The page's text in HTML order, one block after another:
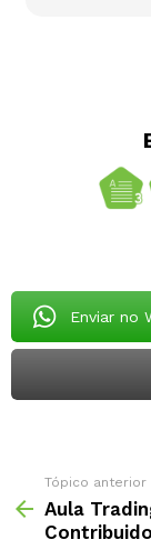
Enviar no
Tópico anterior
Aula